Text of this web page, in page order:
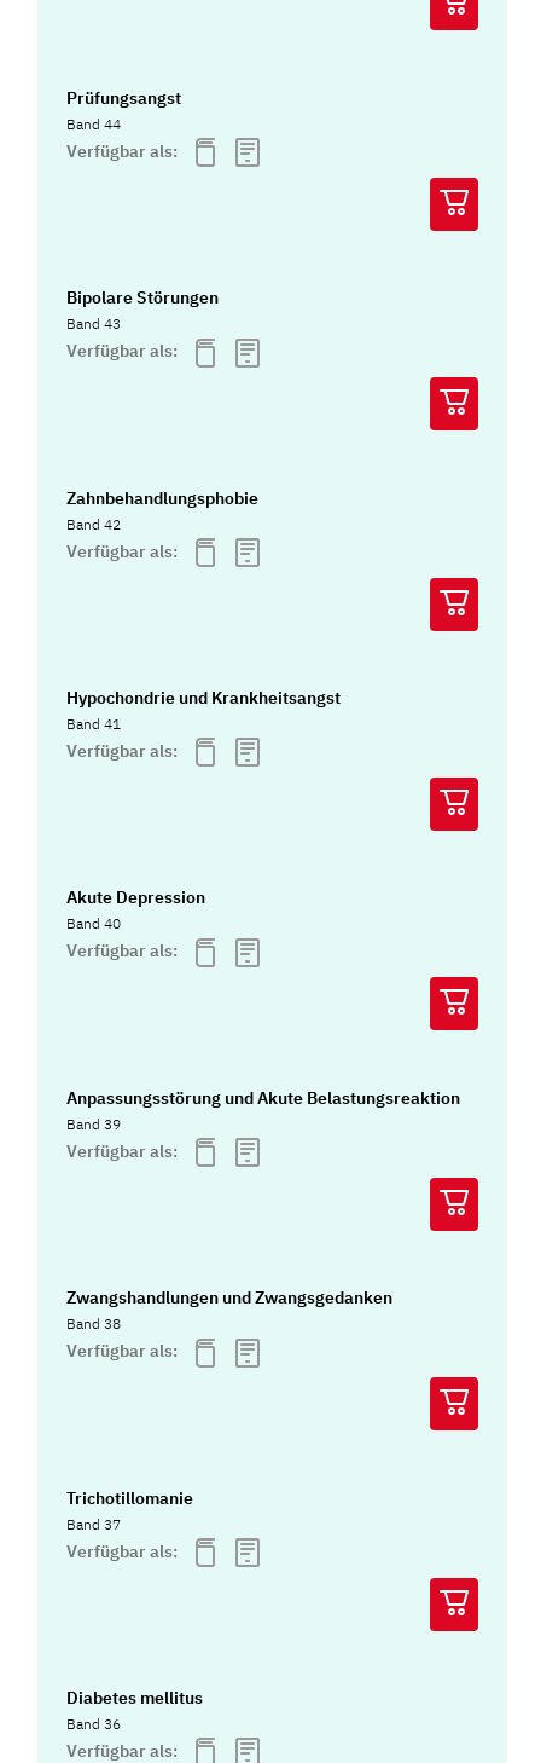
Prüfungsangst
Band 44
Verfügbar als:
Bipolare Störungen
Band 43
Verfügbar als:
Zahnbehandlungsphobie
Band 42
Verfügbar als:
Hypochondrie und Krankheitsangst
Band 41
Verfügbar als:
Akute Depression
Band 40
Verfügbar als:
Anpassungsstörung und Akute Belastungsreaktion
Band 39
Verfügbar als:
Zwangshandlungen und Zwangsgedanken
Band 38
Verfügbar als:
Trichotillomanie
Band 37
Verfügbar als:
Diabetes mellitus
Band 36
Verfügbar als: